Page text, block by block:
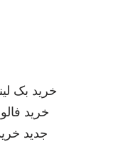
خرید بک
خرید
جدید